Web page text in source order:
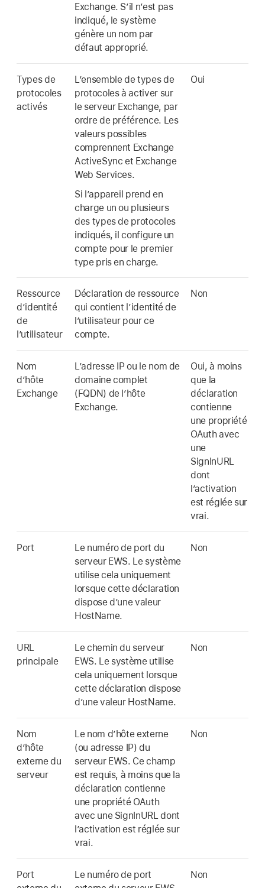
Exchange. S’il n’est pas
indiqué, le système
génère un nom par
défaut approprié.
Types de
protocoles
activés
L’ensemble de types de
protocoles à activer sur
le serveur Exchange, par
ordre de préférence. Les
valeurs possibles
comprennent Exchange
ActiveSync et Exchange
Web Services.
Si l’appareil prend en
charge un ou plusieurs
des types de protocoles
indiqués, il configure un
compte pour le premier
type pris en charge.
Oui
Ressource
d’identité
de
l’utilisateur
Déclaration de ressource
qui contient l’identité de
l’utilisateur pour ce
compte.
Non
Nom
d’hôte
Exchange
L’adresse IP ou le nom de
domaine complet
(FQDN) de l’hôte
Exchange.
Oui, à moins
que la
déclaration
contienne
une propriété
OAuth avec
une
SignInURL
dont
l’activation
est réglée sur
vrai.
Port
Le numéro de port du
serveur EWS. Le système
utilise cela uniquement
lorsque cette déclaration
dispose d’une valeur
HostName.
Non
URL
principale
Le chemin du serveur
EWS. Le système utilise
cela uniquement lorsque
cette déclaration dispose
d’une valeur HostName.
Non
Nom
d’hôte
externe du
serveur
Le nom d’hôte externe
(ou adresse IP) du
serveur EWS. Ce champ
est requis, à moins que la
déclaration contienne
une propriété OAuth
avec une SignInURL dont
l’activation est réglée sur
vrai.
Non
Port
Le numéro de port
Non